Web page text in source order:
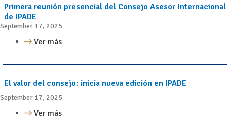
Primera reunión presencial del Consejo Asesor Internacional
de IPADE
September 17, 2025
Ver más
El valor del consejo: inicia nueva edición en IPADE
September 17, 2025
Ver más